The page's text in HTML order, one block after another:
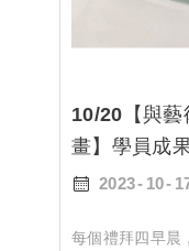
10
2023
10/20【與藝
畫】學員成
每個禮拜四早晨